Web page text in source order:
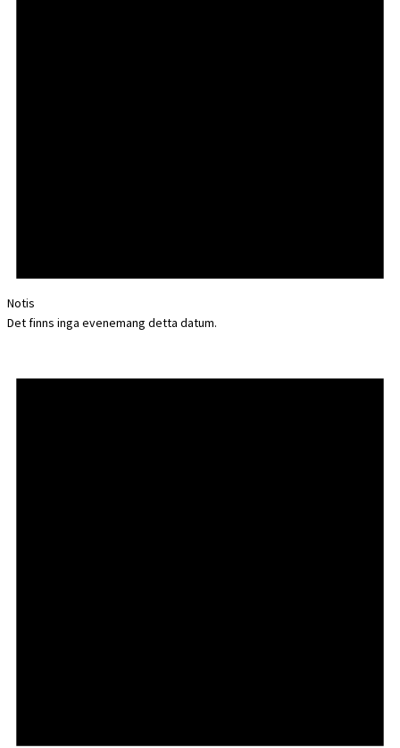
Notis
Det finns inga evenemang detta datum.